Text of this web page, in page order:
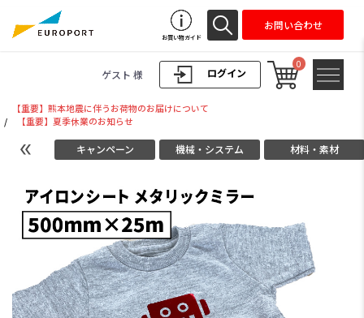
ログイン
ゲスト 様
0
お買い物ガイド
お問い合わせ
【重要】熊本地震に伴うお荷物のお届けについて
/
【重要】夏季休業のお知らせ
キャンペーン 機械・システム 材料・素材